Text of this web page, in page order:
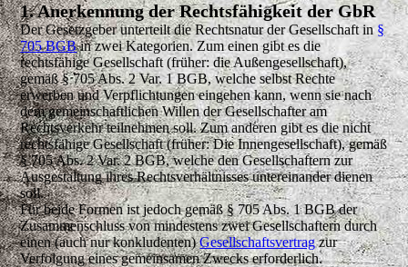
1. Anerkennung der Rechtsfähigkeit der GbR
Der Gesetzgeber unterteilt die Rechtsnatur der Gesellschaft in§
705 BGBin zwei Kategorien. Zum einen gibt es die
rechtsfähige Gesellschaft (früher: die Außengesellschaft),
gemäß § 705 Abs. 2 Var. 1 BGB, welche selbst Rechte
erwerben und Verpflichtungen eingehen kann, wenn sie nach
dem gemeinschaftlichen Willen der Gesellschafter am
Rechtsverkehr teilnehmen soll. Zum anderen gibt es die nicht
rechtsfähige Gesellschaft (früher: Die Innengesellschaft), gemäß
§ 705 Abs. 2 Var. 2 BGB, welche den Gesellschaftern zur
Ausgestaltung ihres Rechtsverhältnisses untereinander dienen
soll.
Für beide Formen ist jedoch gemäß § 705 Abs. 1 BGB der
Zusammenschluss von mindestens zwei Gesellschaftern durch
einen (auch nur konkludenten)Gesellschaftsvertragzur
Verfolgung eines gemeinsamen Zwecks erforderlich.